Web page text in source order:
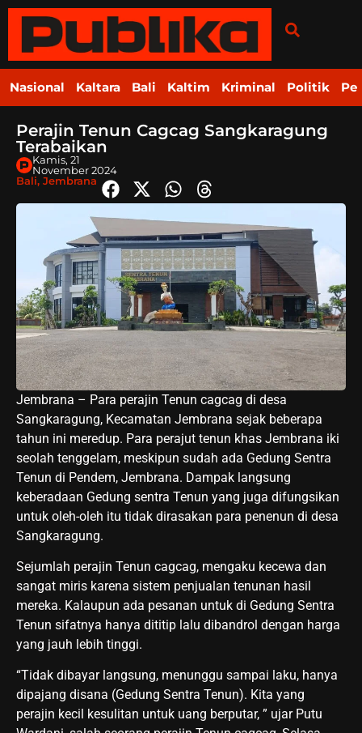
Nasional Kaltara Bali Kaltim Kriminal Politik
Perajin Tenun Cagcag Sangkaragung
Terabaikan
Kamis, 21
November 2024
Bali, Jembrana
Jembrana – Para perajin Tenun cagcag di desa
Sangkaragung, Kecamatan Jembrana sejak beberapa
tahun ini meredup. Para perajut tenun khas Jembrana iki
seolah tenggelam, meskipun sudah ada Gedung Sentra
Tenun di Pendem, Jembrana. Dampak langsung
keberadaan Gedung sentra Tenun yang juga difungsikan
untuk oleh-oleh itu tidak dirasakan para penenun di desa
Sangkaragung.
Sejumlah perajin Tenun cagcag, mengaku kecewa dan
sangat miris karena sistem penjualan tenunan hasil
mereka. Kalaupun ada pesanan untuk di Gedung Sentra
Tenun sifatnya hanya dititip lalu dibandrol dengan harga
yang jauh lebih tinggi.
“Tidak dibayar langsung, menunggu sampai laku, hanya
dipajang disana (Gedung Sentra Tenun). Kita yang
perajin kecil kesulitan untuk uang berputar, ” ujar Putu